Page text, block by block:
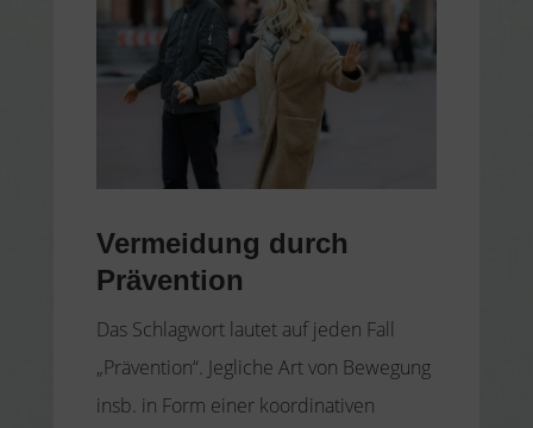
Vermeidung durch
Prävention
Das Schlagwort lautet auf jeden Fall
„Prävention“. Jegliche Art von Bewegung
insb. in Form einer koordinativen